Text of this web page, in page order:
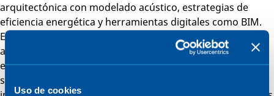
Uso de cookies
arquitectónica con modelado acústico, estrategias de
eficiencia energética y herramientas digitales como BIM.
En la fase de implementación, coordinamos la
arquitectura, la estructura y los sistemas MEP bajo
estrictos estándares de calidad. Finalmente, brindamos
soporte a lo largo del ciclo de vida, asegurando que las